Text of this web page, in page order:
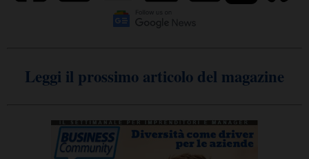
Leggi il prossimo articolo del magazine